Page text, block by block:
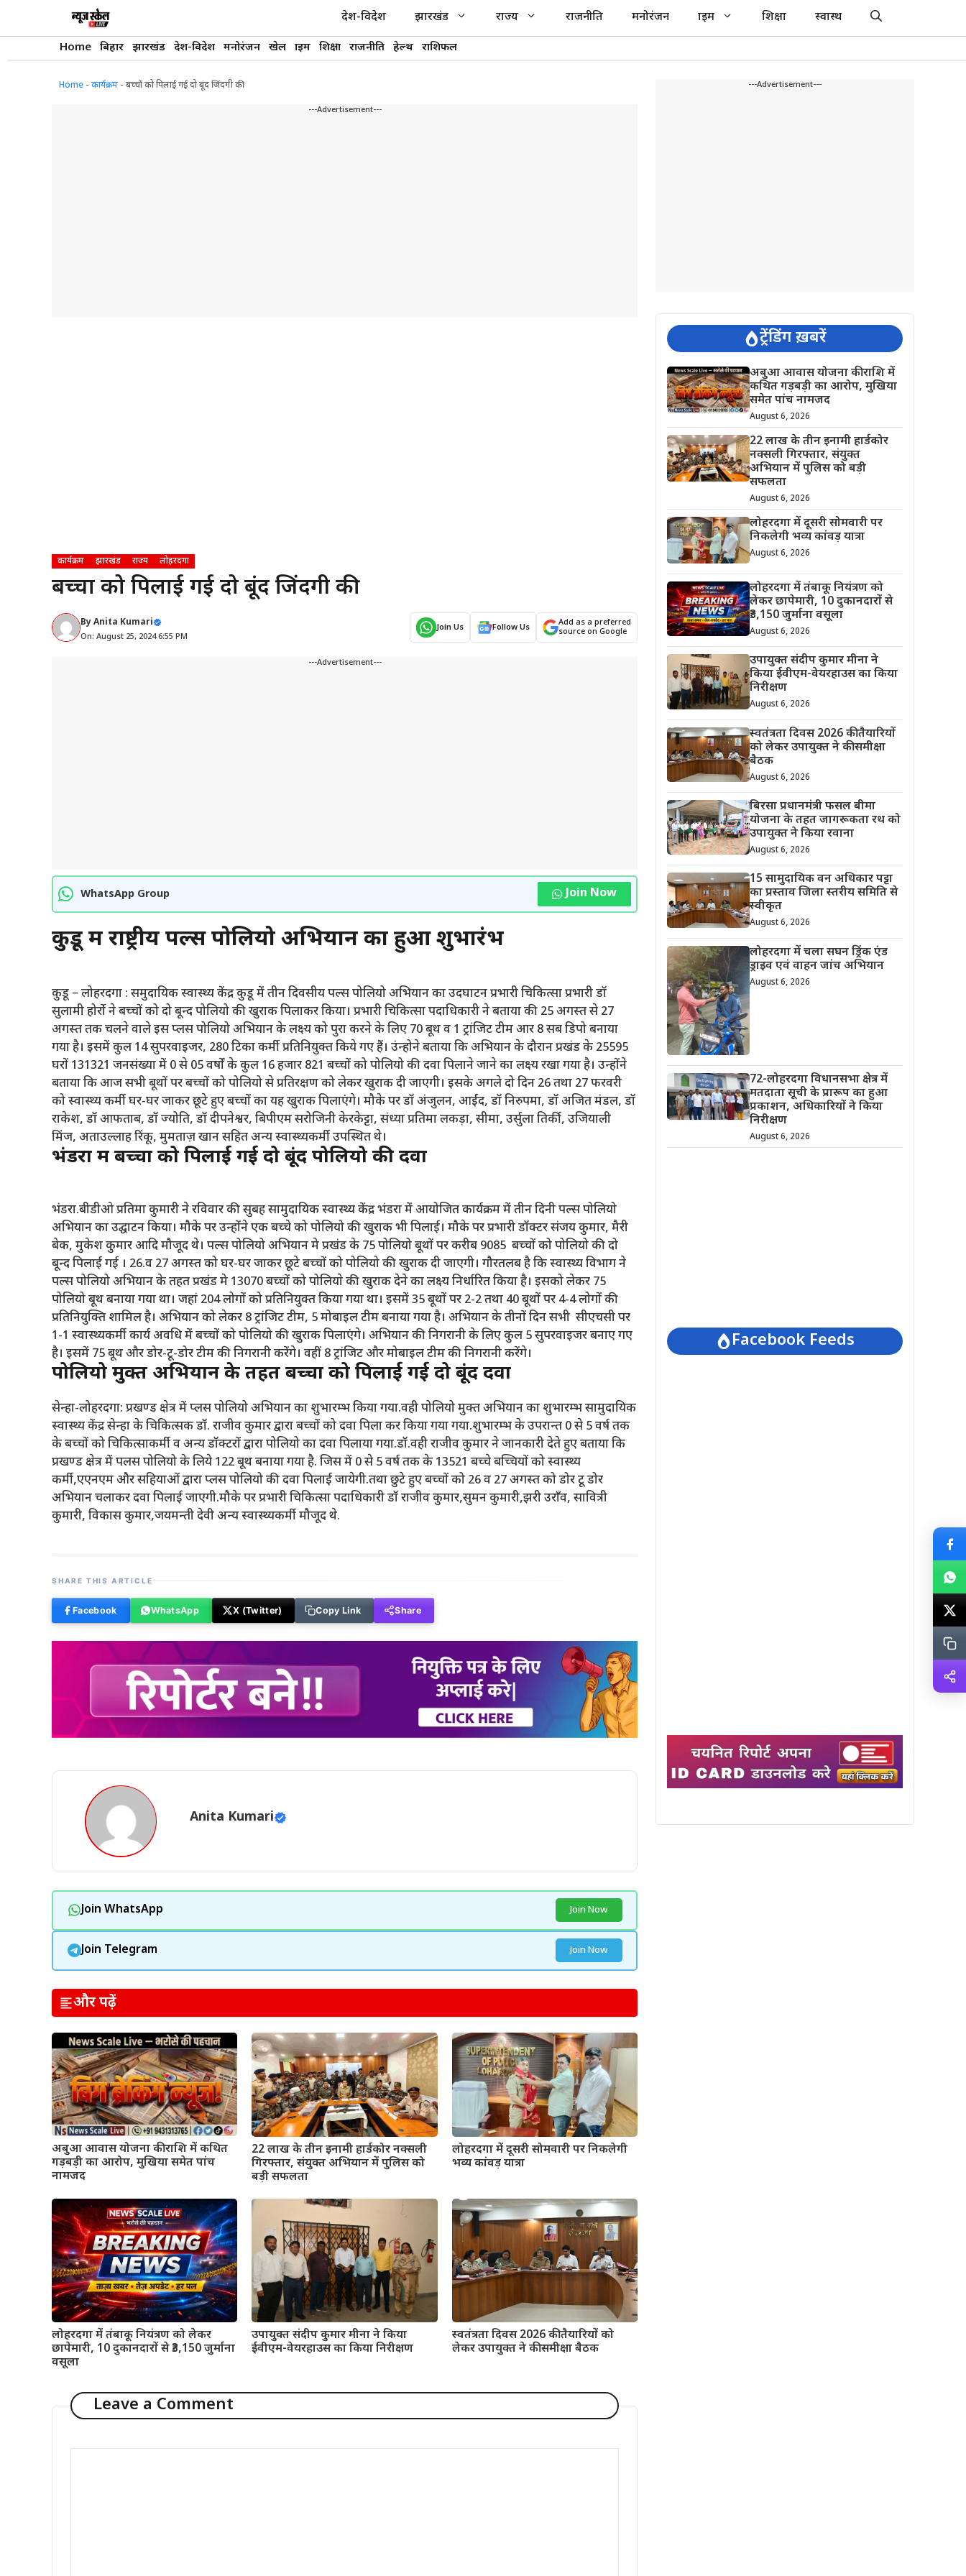
देश-विदेश झारखंड राज्य राजनीति मनोरंजन क्राइम शिक्षा स्वास्थ
Home बिहार झारखंड देश-विदेश मनोरंजन खेल क्राइम शिक्षा राजनीति हेल्थ राशिफल
Home - कार्यक्रम - बच्चों को पिलाई गई दो बूंद जिंदगी की
---Advertisement---
कार्यक्रम झारखंड राज्य लोहरदगा
बच्चों को पिलाई गई दो बूंद जिंदगी की
ByAnita Kumari
On: August 25, 2024 6:55 PM
Join Us Follow Us
Add as a preferred
source on Google
---Advertisement---
WhatsApp Group Join Now
कुडू में राष्ट्रीय पल्स पोलियो अभियान का हुआ शुभारंभ
कुडू – लोहरदगा : समुदायिक स्वास्थ्य केंद्र कुडू में तीन दिवसीय पल्स पोलियो अभियान का उदघाटन प्रभारी चिकित्सा प्रभारी डॉ
सुलामी होर्रो ने बच्चों को दो बून्द पोलियो की खुराक पिलाकर किया। प्रभारी चिकित्सा पदाधिकारी ने बताया की 25 अगस्त से 27
अगस्त तक चलने वाले इस प्लस पोलियो अभियान के लक्ष्य को पुरा करने के लिए 70 बूथ व 1 ट्रांजिट टीम आर 8 सब डिपो बनाया
गया है। इसमें कुल 14 सुपरवाइजर, 280 टिका कर्मी प्रतिनियुक्त किये गए हैं। उंन्होने बताया कि अभियान के दौरान प्रखंड के 25595
घरों 131321 जनसंख्या में 0 से 05 वर्षों के कुल 16 हजार 821 बच्चों को पोलियो की दवा पिलाने जाने का लक्ष्य रखा गया है। उन्होंने
बताया कि आज सभी बूथों पर बच्चों को पोलियो से प्रतिरक्षण को लेकर खुराक दी जाएगी। इसके अगले दो दिन 26 तथा 27 फरवरी
को स्वास्थ्य कर्मी घर-घर जाकर छूटे हुए बच्चों का यह खुराक पिलाएंगे। मौके पर डॉ अंजुलन, आईंद, डॉ निरुपमा, डॉ अजित मंडल, डॉ
राकेश, डॉ आफताब, डॉ ज्योति, डॉ दीपनेश्वर, बिपीएम सरोजिनी केरकेट्टा, संध्या प्रतिमा लकड़ा, सीमा, उर्सुला तिर्की, उजियाली
मिंज, अताउल्लाह रिंकू, मुमताज़ खान सहित अन्य स्वास्थ्यकर्मी उपस्थित थे।
भंडरा में बच्चों को पिलाई गई दो बूंद पोलियो की दवा
भंडरा.बीडीओ प्रतिमा कुमारी ने रविवार की सुबह सामुदायिक स्वास्थ्य केंद्र भंडरा में आयोजित कार्यक्रम में तीन दिनी पल्स पोलियो
अभियान का उद्घाटन किया। मौके पर उन्होंने एक बच्चे को पोलियो की खुराक भी पिलाई। मौके पर प्रभारी डॉक्टर संजय कुमार, मैरी
बेक, मुकेश कुमार आदि मौजूद थे। पल्स पोलियो अभियान मे प्रखंड के 75 पोलियो बूथों पर करीब 9085 बच्चों को पोलियो की दो
बून्द पिलाई गई । 26.व 27 अगस्त को घर-घर जाकर छूटे बच्चों को पोलियो की खुराक दी जाएगी। गौरतलब है कि स्वास्थ्य विभाग ने
पल्स पोलियो अभियान के तहत प्रखंड मे 13070 बच्चों को पोलियाे की खुराक देने का लक्ष्य निर्धारित किया है। इसको लेकर 75
पोलियो बूथ बनाया गया था। जहां 204 लोगों को प्रतिनियुक्त किया गया था। इसमें 35 बूथों पर 2-2 तथा 40 बूथों पर 4-4 लोगों की
प्रतिनियुक्ति शामिल है। अभियान को लेकर 8 ट्रांजिट टीम, 5 मोबाइल टीम बनाया गया है। अभियान के तीनों दिन सभी सीएचसी पर
1-1 स्वास्थ्यकर्मी कार्य अवधि में बच्चों को पोलियो की खुराक पिलाएंगे। अभियान की निगरानी के लिए कुल 5 सुपरवाइजर बनाए गए
है। इसमें 75 बूथ और डोर-टू-डोर टीम की निगरानी करेंगे। वहीं 8 ट्रांजिट और मोबाइल टीम की निगरानी करेंगे।
पोलियो मुक्त अभियान के तहत बच्चों को पिलाई गई दो बूंद दवा
सेन्हा-लोहरदगा: प्रखण्ड क्षेत्र में प्लस पोलियो अभियान का शुभारम्भ किया गया.वही पोलियो मुक्त अभियान का शुभारम्भ सामुदायिक
स्वास्थ्य केंद्र सेन्हा के चिकित्सक डॉ. राजीव कुमार द्वारा बच्चों को दवा पिला कर किया गया गया.शुभारम्भ के उपरान्त 0 से 5 वर्ष तक
के बच्चों को चिकित्साकर्मी व अन्य डॉक्टरों द्वारा पोलियो का दवा पिलाया गया.डॉ.वही राजीव कुमार ने जानकारी देते हुए बताया कि
प्रखण्ड क्षेत्र में पलस पोलियो के लिये 122 बूथ बनाया गया है. जिस में 0 से 5 वर्ष तक के 13521 बच्चे बच्चियों को स्वास्थ्य
कर्मी,एएनएम और सहियाओं द्वारा प्लस पोलियो की दवा पिलाई जायेगी.तथा छुटे हुए बच्चों को 26 व 27 अगस्त को डोर टू डोर
अभियान चलाकर दवा पिलाई जाएगी.मौके पर प्रभारी चिकित्सा पदाधिकारी डॉ राजीव कुमार,सुमन कुमारी,झरी उराँव, सावित्री
कुमारी, विकास कुमार,जयमन्ती देवी अन्य स्वास्थ्यकर्मी मौजूद थे.
SHARE THIS ARTICLE
Facebook WhatsApp X (Twitter) Copy Link Share
Anita Kumari
Join WhatsApp Join Now
Join Telegram Join Now
और पढ़ें
अबुआ आवास योजना की राशि में कथित
गड़बड़ी का आरोप, मुखिया समेत पांच
नामजद
22 लाख के तीन इनामी हार्डकोर नक्सली
गिरफ्तार, संयुक्त अभियान में पुलिस को
बड़ी सफलता
लोहरदगा में दूसरी सोमवारी पर निकलेगी
भव्य कांवड़ यात्रा
लोहरदगा में तंबाकू नियंत्रण को लेकर
छापेमारी, 10 दुकानदारों से ₹3,150 जुर्माना
वसूला
उपायुक्त संदीप कुमार मीना ने किया
ईवीएम-वेयरहाउस का किया निरीक्षण
स्वतंत्रता दिवस 2026 की तैयारियों को
लेकर उपायुक्त ने की समीक्षा बैठक
Leave a Comment
---Advertisement---
ट्रेंडिंग ख़बरें
अबुआ आवास योजना की राशि में
कथित गड़बड़ी का आरोप, मुखिया
समेत पांच नामजद
August 6, 2026
22 लाख के तीन इनामी हार्डकोर
नक्सली गिरफ्तार, संयुक्त
अभियान में पुलिस को बड़ी
सफलता
August 6, 2026
लोहरदगा में दूसरी सोमवारी पर
निकलेगी भव्य कांवड़ यात्रा
August 6, 2026
लोहरदगा में तंबाकू नियंत्रण को
लेकर छापेमारी, 10 दुकानदारों से
₹3,150 जुर्माना वसूला
August 6, 2026
उपायुक्त संदीप कुमार मीना ने
किया ईवीएम-वेयरहाउस का किया
निरीक्षण
August 6, 2026
स्वतंत्रता दिवस 2026 की तैयारियों
को लेकर उपायुक्त ने की समीक्षा
बैठक
August 6, 2026
बिरसा प्रधानमंत्री फसल बीमा
योजना के तहत जागरूकता रथ को
उपायुक्त ने किया रवाना
August 6, 2026
15 सामुदायिक वन अधिकार पट्टा
का प्रस्ताव जिला स्तरीय समिति से
स्वीकृत
August 6, 2026
लोहरदगा में चला सघन ड्रिंक एंड
ड्राइव एवं वाहन जांच अभियान
August 6, 2026
72-लोहरदगा विधानसभा क्षेत्र में
मतदाता सूची के प्रारूप का हुआ
प्रकाशन, अधिकारियों ने किया
निरीक्षण
August 6, 2026
Facebook Feeds